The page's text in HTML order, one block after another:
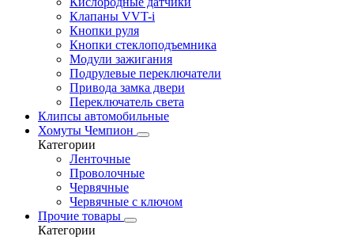
Клапаны VVT-i
Кнопки руля
Кнопки стеклоподъемника
Модули зажигания
Подрулевые переключатели
Привода замка двери
Переключатель света
Клипсы автомобильные
Хомуты Чемпион
Категории
Ленточные
Проволочные
Червячные
Червячные с ключом
Прочие товары
Категории